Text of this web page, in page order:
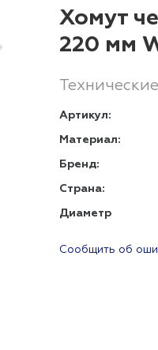
Хомут
220 мм
Артикул:
Материал:
Бренд:
Страна:
Диаметр
Сообщить об